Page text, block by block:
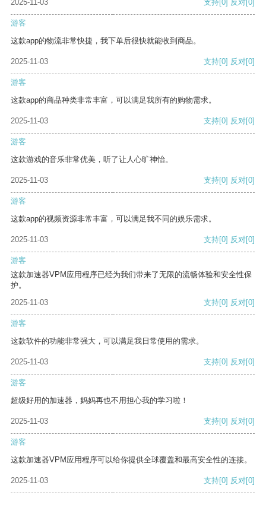
2025-11-03 支持[0] 反对[0]
游客
这款app的物流非常快捷，我下单后很快就能收到商品。
2025-11-03 支持[0] 反对[0]
游客
这款app的商品种类非常丰富，可以满足我所有的购物需求。
2025-11-03 支持[0] 反对[0]
游客
这款游戏的音乐非常优美，听了让人心旷神怡。
2025-11-03 支持[0] 反对[0]
游客
这款app的视频资源非常丰富，可以满足我不同的娱乐需求。
2025-11-03 支持[0] 反对[0]
游客
这款加速器VPM应用程序已经为我们带来了无限的流畅体验和安全性保
护。
2025-11-03
支持[0] 反对[0]
游客
这款软件的功能非常强大，可以满足我日常使用的需求。
2025-11-03 支持[0] 反对[0]
游客
超级好用的加速器，妈妈再也不用担心我的学习啦！
2025-11-03 支持[0] 反对[0]
游客
这款加速器VPM应用程序可以给你提供全球覆盖和最高安全性的连接。
2025-11-03 支持[0] 反对[0]